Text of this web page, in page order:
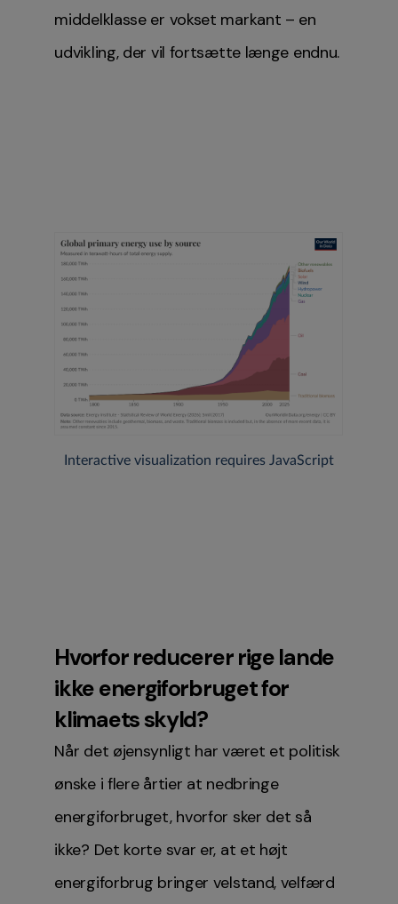
middelklasse er vokset markant – en
udvikling, der vil fortsætte længe endnu.
Hvorfor reducerer rige lande
ikke energiforbruget for
klimaets skyld?
Når det øjensynligt har været et politisk
ønske i flere årtier at nedbringe
energiforbruget, hvorfor sker det så
ikke? Det korte svar er, at et højt
energiforbrug bringer velstand, velfærd